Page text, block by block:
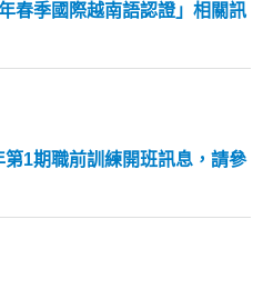
春季國際越南語認證」相關訊
1期職前訓練開班訊息，請參